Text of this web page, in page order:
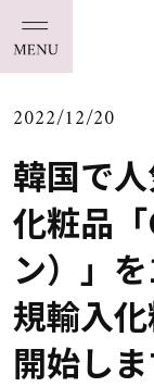
2022/12/20
韓国で
化粧品
ン）」
規輸入
開始しま